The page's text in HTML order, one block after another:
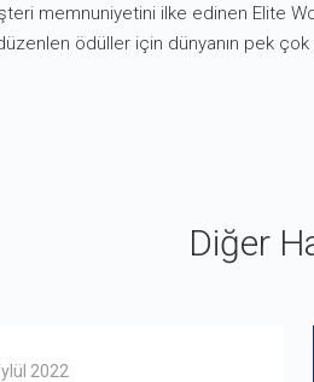
memnuniyetini ilke edinen Elite
ödüller için dünyanın pek
Diğer
2022